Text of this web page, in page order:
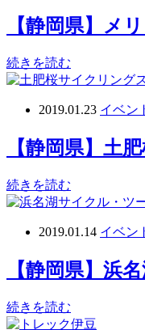
【静岡県】メ
続きを読む
2019.01.23 イベン
【静岡県】土
続きを読む
2019.01.14 イベン
【静岡県】浜
続きを読む